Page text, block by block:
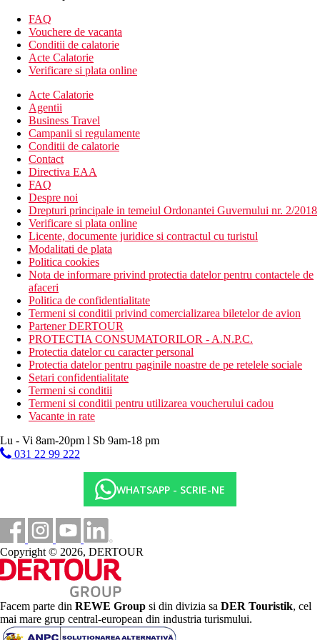
Camera dubla, comunicante, vedere la mare: camere
comunicante
Descrierea hotelului
restaurantul principal
3 restaurante
5 baruri
Wi-Fi la receptie (gratuit)
sala de conferinta
piscina cu sectiune separata pentru copii (sezlonguri si
umbrele gratuite)
mini club 4-12 ani
loc de joaca
tobogan de apa
Descrierea plajei
nisipos
sezlonguri si umbrele gratuite
prosoape de plaja contra depozit
bar pe plaja
Activitati sportive gratuite
programe de animatie
programe de seara
tenis de masa
volei
mini-golf
baschet
Activitati sportive contra cost
bunastare
biliard
sporturi acvatice pe plaja
biliard
Mic dejun, pranz si cina tip bufet
Gustari usoare in timpul zilei
Cantitate nelimitata de bauturi alcoolice si nealcoolice
produse local la robinet (10.00-24.00)
Categoria oficiala
4 stele
Nota
FAQ
Vouchere de vacanta
Conditii de calatorie
Acte Calatorie
Verificare si plata online
Acte Calatorie
Agentii
Business Travel
Campanii si regulamente
Conditii de calatorie
Contact
Directiva EAA
FAQ
Despre noi
Drepturi principale in temeiul Ordonantei Guvernului nr. 2/2018
Verificare si plata online
Licente, documente juridice si contractul cu turistul
Modalitati de plata
Politica cookies
Nota de informare privind protectia datelor pentru contactele de
afaceri
Politica de confidentialitate
Termeni si conditii privind comercializarea biletelor de avion
Partener DERTOUR
PROTECTIA CONSUMATORILOR - A.N.P.C.
Protectia datelor cu caracter personal
Protectia datelor pentru paginile noastre de pe retelele sociale
Setari confidentialitate
Termeni si conditii
Termeni si conditii pentru utilizarea voucherului cadou
Vacante in rate
Lu - Vi 8am-20pm l Sb 9am-18 pm
031 22 99 222
WHATSAPP - SCRIE-NE
Copyright © 2026, DERTOUR
Facem parte din REWE Group si din divizia sa DER Touristik, cel
mai mare grup central-european din industria turismului.